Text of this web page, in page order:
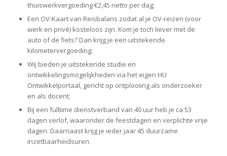
thuiswerkvergoeding €2,45 netto per dag;
Een OV-Kaart van Reisbalans zodat al je OV-reizen (voor
werk en privé) kosteloos zijn. Kom je toch liever met de
auto of de fiets? Dan krijg je een uitstekende
kilometervergoeding;
Wij bieden je uitstekende studie en
ontwikkelingsmogelijkheden via het eigen HU
Ontwikkelportaal, gericht op ontplooiing als onderzoeker
en als docent;
Bij een fulltime dienstverband van 40 uur heb je ca 53
dagen verlof, waaronder de feestdagen en verplichte vrije
dagen. Daarnaast krijg je ieder jaar 45 duurzame
inzetbaarheidsuren.